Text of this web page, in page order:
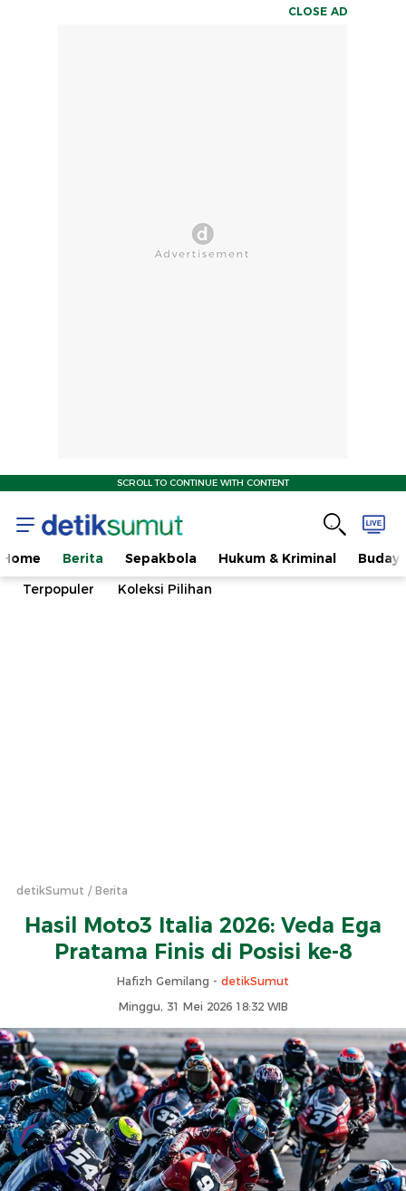
CLOSE AD
SCROLL TO CONTINUE WITH CONTENT
Home Berita Sepakbola Hukum & Kriminal
Terpopuler
Koleksi Pilihan
detikSumut Berita
Hasil Moto3 Italia 2026: Veda Ega
Pratama Finis di Posisi ke-8
Hafizh Gemilang - detikSumut
Minggu, 31 Mei 2026 18:32 WIB